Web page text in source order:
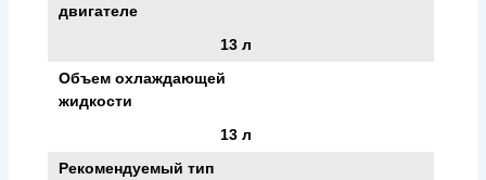
двигателе
13 л
Объем охлаждающей
жидкости
13 л
Рекомендуемый тип